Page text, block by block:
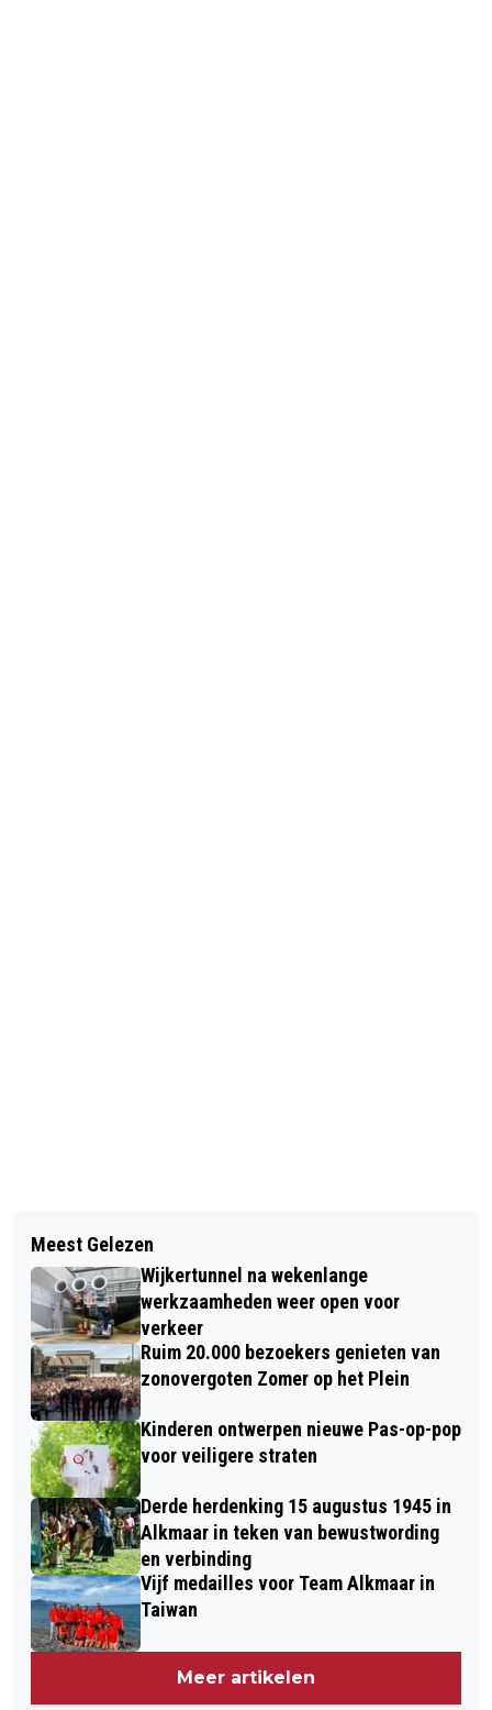
ZOMERS WEER HOUDT AAN
DIGITAAL EVENEMENT GLUREN BIJ
DUURZAME BUREN
Meest Gelezen
Wijkertunnel na wekenlange
werkzaamheden weer open voor
verkeer
Ruim 20.000 bezoekers genieten van
zonovergoten Zomer op het Plein
Kinderen ontwerpen nieuwe Pas-op-pop
voor veiligere straten
Derde herdenking 15 augustus 1945 in
Alkmaar in teken van bewustwording
en verbinding
Vijf medailles voor Team Alkmaar in
Taiwan
Meer artikelen